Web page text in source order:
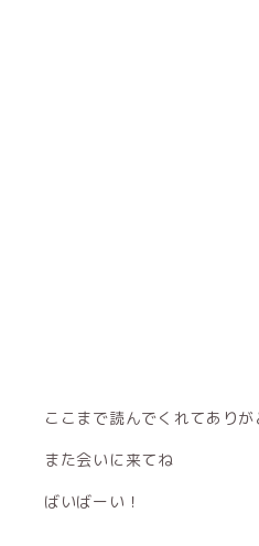
ここまで読んでくれてありが
また会いに来てね
ばいばーい！